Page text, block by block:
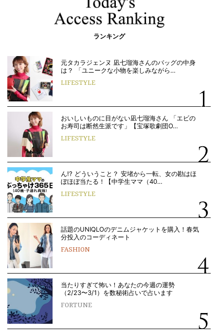
ランキング
元タカラジェンヌ 凪七瑠海さんのバッグの中身
は？ 「ユニークな小物を楽しみながら…
LIFESTYLE
おいしいものに目がない凪七瑠海さん 「エビの
お寿司は断然生派です」【宝塚歌劇団O…
LIFESTYLE
ん!? どういうこと？ 安堵から一転、女の勘はほ
ぼほぼ当たる！【中学生ママ（40…
LIFESTYLE
話題のUNIQLOのデニムジャケットを購入！春気
分投入のコーディネート
FASHION
当たりすぎて怖い！あなたの今週の運勢
（2/23〜3/1）を数秘術占いで占います
FORTUNE